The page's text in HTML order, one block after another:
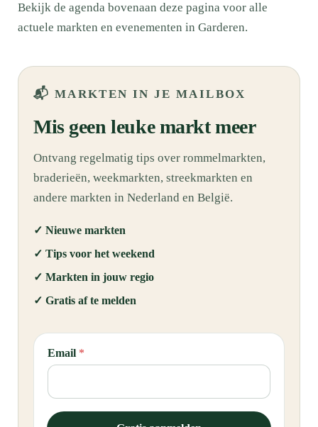
Bekijk de agenda bovenaan deze pagina voor alle
actuele markten en evenementen in Garderen.
📬 MARKTEN IN JE MAILBOX
Mis geen leuke markt meer
Ontvang regelmatig tips over rommelmarkten,
braderieën, weekmarkten, streekmarkten en
andere markten in Nederland en België.
✓ Nieuwe markten
✓ Tips voor het weekend
✓ Markten in jouw regio
✓ Gratis af te melden
E
m
i
*
Email *